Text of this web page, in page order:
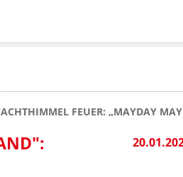
FEUER: „MAYDAY